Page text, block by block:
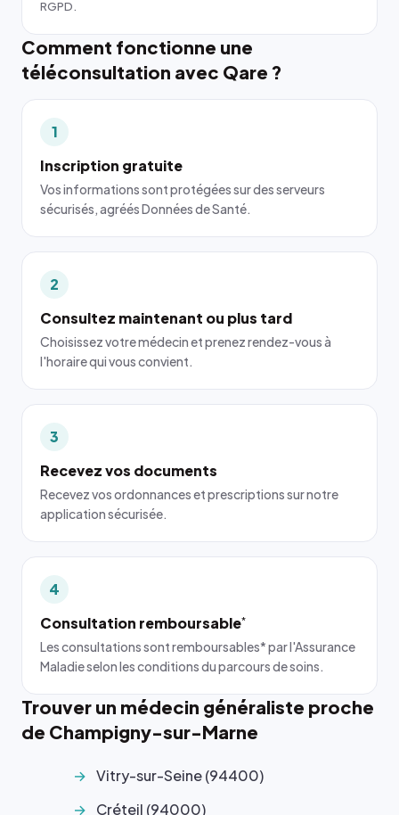
RGPD.
Comment fonctionne une
téléconsultation avec Qare ?
1
Inscription gratuite
Vos informations sont protégées sur des serveurs
sécurisés, agréés Données de Santé.
2
Consultez maintenant ou plus tard
Choisissez votre médecin et prenez rendez-vous à
l'horaire qui vous convient.
3
Recevez vos documents
Recevez vos ordonnances et prescriptions sur notre
application sécurisée.
4
Consultation remboursable*
Les consultations sont remboursables* par l'Assurance
Maladie selon les conditions du parcours de soins.
Trouver un médecin généraliste proche
de Champigny-sur-Marne
Vitry-sur-Seine (94400)
Créteil (94000)